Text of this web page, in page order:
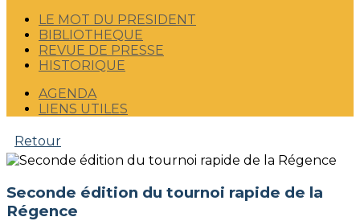
LE MOT DU PRESIDENT
BIBLIOTHEQUE
REVUE DE PRESSE
HISTORIQUE
AGENDA
LIENS UTILES
Retour
Seconde édition du tournoi rapide de la
Régence